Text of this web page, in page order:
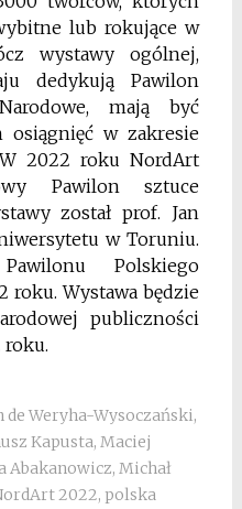
lub rokujące w
wystawy ogólnej,
dedykują Pawilon
mają być
osiągnięć w zakresie
2022 roku NordArt
Pawilon sztuce
został prof. Jan
w Toruniu.
Polskiego
roku. Wystawa będzie
publiczności
roku.
de Weryha-Wysoczański,
Kapusta, Maciej
Abakanowicz, Michał
2022, polska